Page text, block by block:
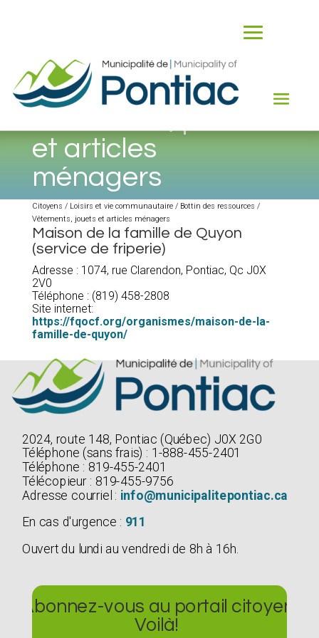
et articles
ménagers
Citoyens / Loisirs et vie communautaire / Bottin des ressources /
Vêtements, jouets et articles ménagers
Maison de la famille de Quyon
(service de friperie)
Adresse : 1074, rue Clarendon, Pontiac, Qc J0X
2V0
Téléphone : (819) 458-2808
Site internet:
https://fqocf.org/organismes/maison-de-la-
famille-de-quyon/
2024, route 148, Pontiac (Québec) J0X 2G0
Téléphone (sans frais) : 1-888-455-2401
Téléphone : 819-455-2401
Télécopieur : 819-455-9756
Adresse courriel : info@municipalitepontiac.ca
En cas d'urgence : 911
Ouvert du lundi au vendredi de 8h à 16h.
Abonnez-vous au portail citoyen
Voilà!